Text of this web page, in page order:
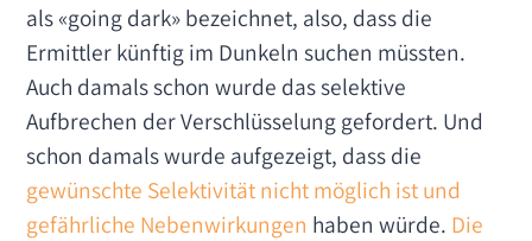
als «going dark» bezeichnet, also, dass die
Ermittler künftig im Dunkeln suchen müssten.
Auch damals schon wurde das selektive
Aufbrechen der Verschlüsselung gefordert. Und
schon damals wurde aufgezeigt, dass die
gewünschte Selektivität nicht möglich ist und
gefährliche Nebenwirkungen haben würde. Die